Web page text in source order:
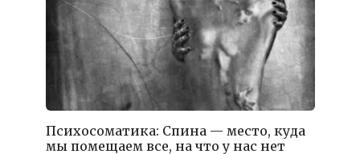
Психосоматика: Спина — место, куда
мы помещаем все, на что у нас нет